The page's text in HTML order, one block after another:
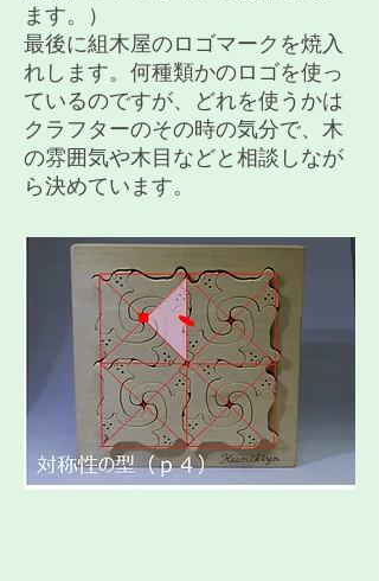
ます。）
​最後に組木屋のロゴマークを焼入
れします。何種類かのロゴを使っ
ているのですが、どれを使うかは
クラフターのその時の気分で、木
の雰囲気や木目などと相談しなが
ら決めています。